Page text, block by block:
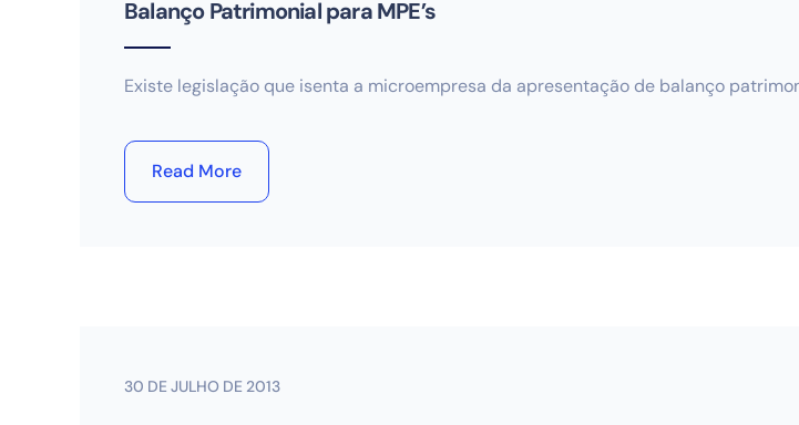
Balanço Patrimonial para MPE’s
Existe legislação que isenta a microempresa da apresentação de balanço
Read More
30 DE JULHO DE 2013